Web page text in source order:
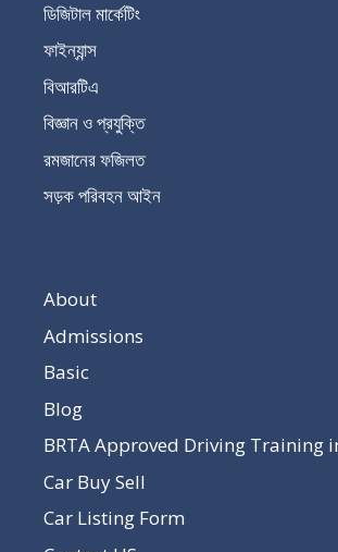
ডিজিটাল মার্কেটিং
ফাইন্যান্স
বিআরটিএ
বিজ্ঞান ও প্রযুক্তি
রমজানের ফজিলত
সড়ক পরিবহন আইন
About
Admissions
Basic
Blog
BRTA Approved Driving Training
Car Buy Sell
Car Listing Form